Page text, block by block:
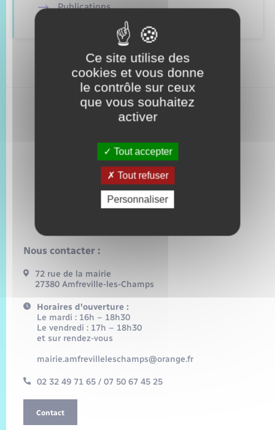
Publications
Nous contacter :
72 rue de la mairie
27380 Amfreville-les-Champs
Horaires d'ouverture :
Le mardi : 16h – 18h30
Le vendredi : 17h – 18h30
et sur rendez-vous
mairie.amfrevilleleschamps@orange.fr
02 32 49 71 65 / 07 50 67 45 25
Contact
Ce site utilise des
cookies et vous donne
le contrôle sur ceux
que vous souhaitez
activer
Tout accepter
Tout refuser
Personnaliser